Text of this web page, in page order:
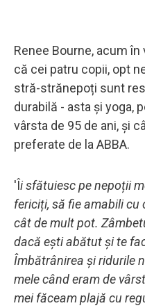
Renee Bourne, acum
că cei patru copii, opt
stră-strănepoți sunt
durabilă - asta și yoga,
vârsta de 95 de ani, și
preferate de la ABBA.
'Îi sfătuiesc pe nepoții
fericiți, să fie amabili cu
cât de mult pot.
dacă ești abătut și te
Îmbătrânirea și ridurile
mele când eram de
mei făceam plajă cu